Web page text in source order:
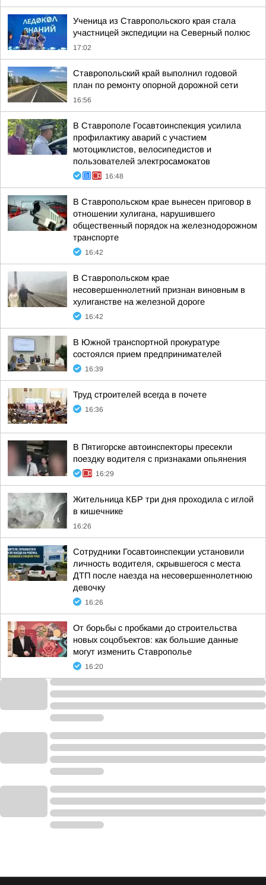
Ученица из Ставропольского края стала
участницей экспедиции на Северный полюс
17:02
Ставропольский край выполнил годовой
план по ремонту опорной дорожной сети
16:56
В Ставрополе Госавтоинспекция усилила
профилактику аварий с участием
мотоциклистов, велосипедистов и
пользователей электросамокатов
16:48
В Ставропольском крае вынесен приговор в
отношении хулигана, нарушившего
общественный порядок на железнодорожном
транспорте
16:42
В Ставропольском крае
несовершеннолетний признан виновным в
хулиганстве на железной дороге
16:42
В Южной транспортной прокуратуре
состоялся прием предпринимателей
16:39
Труд строителей всегда в почете
16:36
В Пятигорске автоинспекторы пресекли
поездку водителя с признаками опьянения
16:29
Жительница КБР три дня проходила с иглой
в кишечнике
16:26
Сотрудники Госавтоинспекции установили
личность водителя, скрывшегося с места
ДТП после наезда на несовершеннолетнюю
девочку
16:26
От борьбы с пробками до строительства
новых соцобъектов: как большие данные
могут изменить Ставрополье
16:20